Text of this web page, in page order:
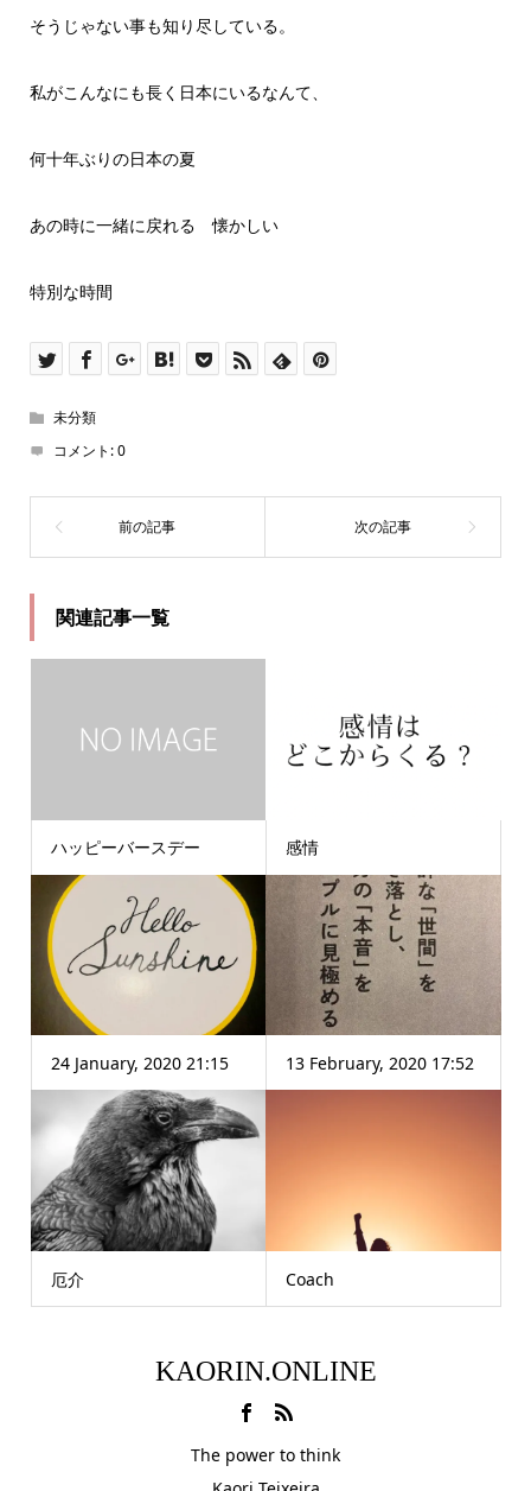
そうじゃない事も知り尽している。
私がこんなにも長く日本にいるなんて、
何十年ぶりの日本の夏
あの時に一緒に戻れる 懐かしい
特別な時間
未分類
コメント:0
関連記事一覧
ハッピーバースデー 感情
24 January, 2020 21:15 13 February, 2020 17:52
厄介 Coach
KAORIN.ONLINE
The power to think